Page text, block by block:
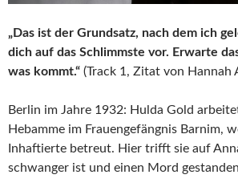
„Das ist der Grundsatz, nach dem ich
dich auf das Schlimmste vor. Erwarte
was kommt.“ (Track 1, Zitat von Hannah
Berlin im Jahre 1932: Hulda Gold
Hebamme im Frauengefängnis Barnim,
Inhaftierte betreut. Hier trifft sie auf
schwanger ist und einen Mord